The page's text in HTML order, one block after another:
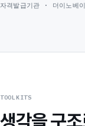
자격발급기관 · 더이노베
TOOLKITS
생각을 구